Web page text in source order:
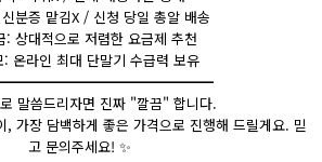
분증 맡김X / 신청 당일 총알 배송
: 상대적으로 저렴한 요금제 추천
온라인 최대 단말기 수급력 보유
말씀드리자면 진짜 "깔끔" 합니다.
, 가장 담백하게 좋은 가격으로 진행해 드릴게요. 믿
고 문의주세요! ✨